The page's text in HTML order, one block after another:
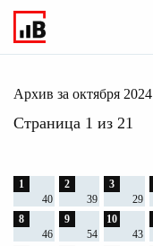
Главное
Архив за октября 2024
Страница 1 из 21
1
40
2
39
3
29
8
46
9
54
10
43